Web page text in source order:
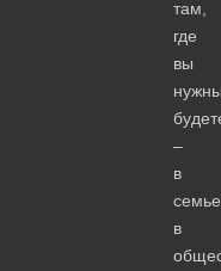
там,
где
вы
–
в
в